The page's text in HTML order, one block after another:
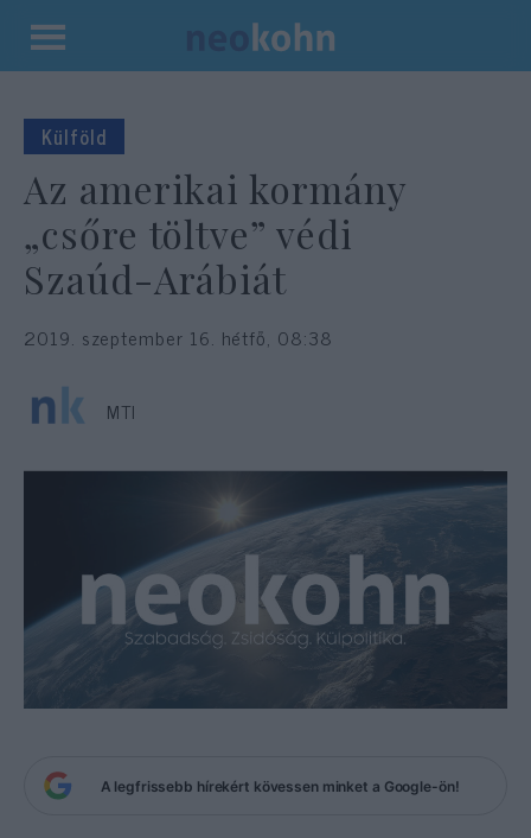
Kilépés
tartalomba
Külföld
Az amerikai kormány
„csőre töltve” védi
Szaúd-Arábiát
2019. szeptember 16. hétfő, 08:38
MTI
A legfrissebb hírekért kövessen minket a Google-ön!